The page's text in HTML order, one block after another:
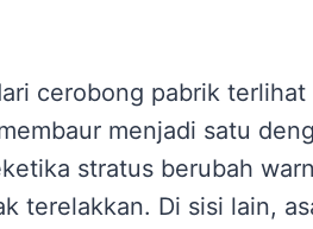
cerobong pabrik
menjadi satu
stratus berubah
terelakkan. Di sisi lain,